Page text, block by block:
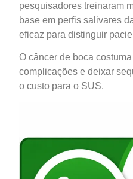
pesquisadores treinaram
base em perfis salivares
eficaz para distinguir
O câncer de boca
complicações e deixar
o custo para o SUS.